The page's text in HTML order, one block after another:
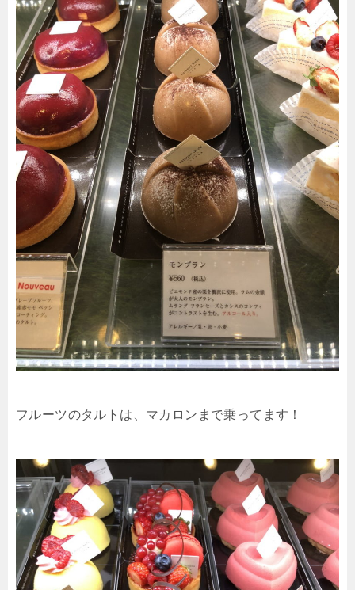
フルーツのタルトは、マカロンまで乗ってます！